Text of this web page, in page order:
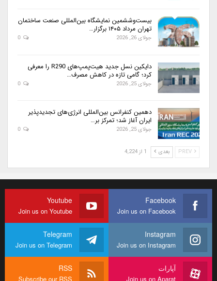
بیست‌وششمین نمایشگاه بین‌المللی صنعت ساختمان
تهران مرداد ۱۴۰۵ برگزار…
جولای 26, 2026
دایکین نسل جدید هیت‌پمپ‌های R290 را معرفی
کرد؛ گامی تازه در کاهش مصرف…
جولای 25, 2026
دهمین کنفرانس بین‌المللی انرژی‌های تجدیدپذیر
ایران آغاز شد؛ تمرکز بر…
جولای 25, 2026
بعدی 1 از 4,224
Facebook
Join us on Facebook
Youtube
Join us on Youtube
Instagram
Join us on Instagram
Telegram
Join us on Telegram
آپارات
Join us on Aparat
RSS
Subscribe our RSS